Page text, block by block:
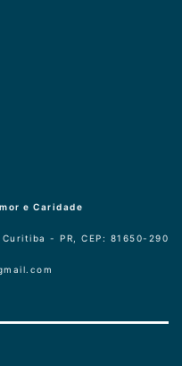
e Caridade
- PR, CEP: 81650-290